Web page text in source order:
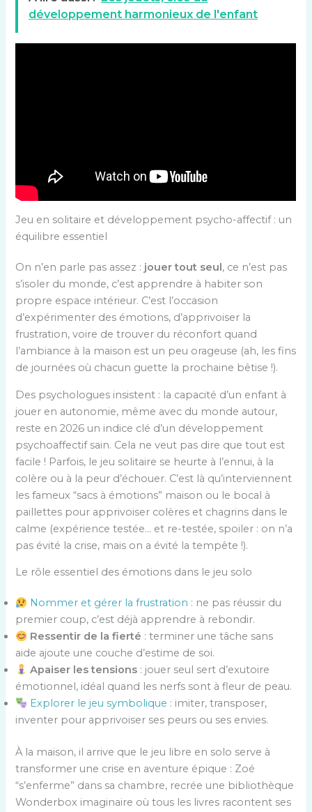
développement harmonieux de l'enfant
Jeu en solitaire et développement psycho-affectif : un
équilibre essentiel
On n’en parle pas assez : jouer tout seul, ce n’est pas
s’isoler du monde, c’est apprendre à habiter son
propre espace intérieur. C’est l’occasion
d’expérimenter des émotions, d’apprivoiser la
frustration, voire de trouver du réconfort quand
l’ambiance à la maison est un peu orageuse (ah, les fins
de journées où chacun guette la prochaine bêtise !).
Des psychologues insistent : la capacité d’un enfant à
jouer en autonomie, même avec du monde autour,
reste en 2026 un indice clé d’un développement
psychoaffectif sain. Cela ne veut pas dire que tout est
facile ! Parfois, le jeu solitaire se heurte à l’ennui, à la
colère ou à la peur d’échouer. C’est là qu’interviennent
les fameux “sacs à émotions” maison ou le bocal à
paillettes pour apprivoiser colères et chagrins dans le
calme (expérience testée… et re-testée, spoiler : on n’a
pas évité la crise, mais on a évité la tempête !).
Le rôle essentiel des émotions dans le jeu solo
Nommer et gérer la frustration : ne pas réussir du
premier coup, c’est déjà apprendre à rebondir.
Ressentir de la fierté : terminer une tâche sans
aide ajoute une couche d’estime de soi.
Apaiser les tensions : jouer seul sert d’exutoire
émotionnel, idéal quand les nerfs sont à fleur de peau.
Explorer le jeu symbolique : imiter, transposer,
inventer pour apprivoiser ses peurs ou ses envies.
À la maison, il arrive que le jeu libre en solo serve à
transformer une crise en aventure épique : Zoé
“s’enferme” dans sa chambre, recrée une bibliothèque
Wonderbox imaginaire où tous les livres racontent ses